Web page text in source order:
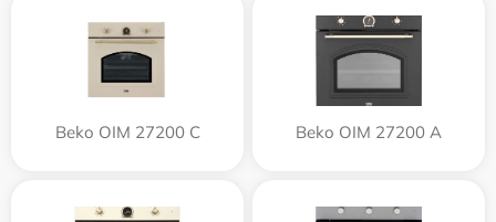
Beko OIM 27200 C Beko OIM 27200 A